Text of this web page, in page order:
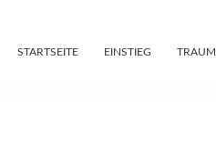
STARTSEITE EINSTIEG